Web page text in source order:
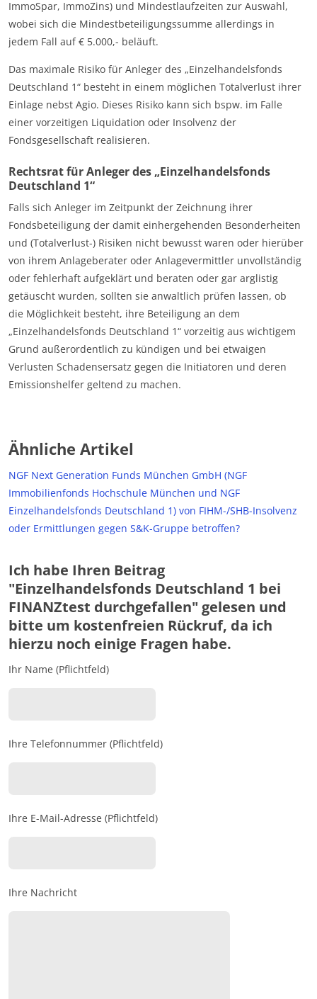
ImmoSpar, ImmoZins) und Mindestlaufzeiten zur Auswahl,
wobei sich die Mindestbeteiligungssumme allerdings in
jedem Fall auf € 5.000,- beläuft.
Das maximale Risiko für Anleger des „Einzelhandelsfonds
Deutschland 1“ besteht in einem möglichen Totalverlust ihrer
Einlage nebst Agio. Dieses Risiko kann sich bspw. im Falle
einer vorzeitigen Liquidation oder Insolvenz der
Fondsgesellschaft realisieren.
Rechtsrat für Anleger des „Einzelhandelsfonds
Deutschland 1“
Falls sich Anleger im Zeitpunkt der Zeichnung ihrer
Fondsbeteiligung der damit einhergehenden Besonderheiten
und (Totalverlust-) Risiken nicht bewusst waren oder hierüber
von ihrem Anlageberater oder Anlagevermittler unvollständig
oder fehlerhaft aufgeklärt und beraten oder gar arglistig
getäuscht wurden, sollten sie anwaltlich prüfen lassen, ob
die Möglichkeit besteht, ihre Beteiligung an dem
„Einzelhandelsfonds Deutschland 1“ vorzeitig aus wichtigem
Grund außerordentlich zu kündigen und bei etwaigen
Verlusten Schadensersatz gegen die Initiatoren und deren
Emissionshelfer geltend zu machen.
Ähnliche Artikel
NGF Next Generation Funds München GmbH (NGF
Immobilienfonds Hochschule München und NGF
Einzelhandelsfonds Deutschland 1) von FIHM-/SHB-Insolvenz
oder Ermittlungen gegen S&K-Gruppe betroffen?
Ich habe Ihren Beitrag
"Einzelhandelsfonds Deutschland 1 bei
FINANZtest durchgefallen" gelesen und
bitte um kostenfreien Rückruf, da ich
hierzu noch einige Fragen habe.
Ihr Name (Pflichtfeld)
Ihre Telefonnummer (Pflichtfeld)
Ihre E-Mail-Adresse (Pflichtfeld)
Ihre Nachricht